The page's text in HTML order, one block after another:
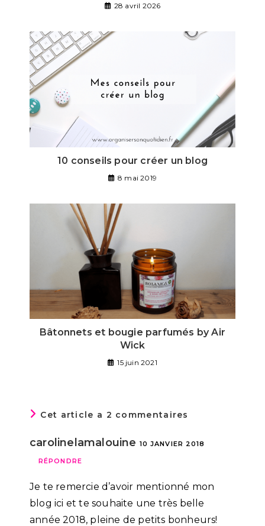
28 avril 2026
10 conseils pour créer un blog
8 mai 2019
Bâtonnets et bougie parfumés by Air
Wick
15 juin 2021
Cet article a 2 commentaires
carolinelamalouine 10 JANVIER 2018
RÉPONDRE
Je te remercie d’avoir mentionné mon
blog ici et te souhaite une très belle
année 2018, pleine de petits bonheurs!